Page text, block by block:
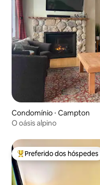
Condomínio ⋅ Campton
O oásis alpino
Entre os melhores
Preferido dos hóspedes